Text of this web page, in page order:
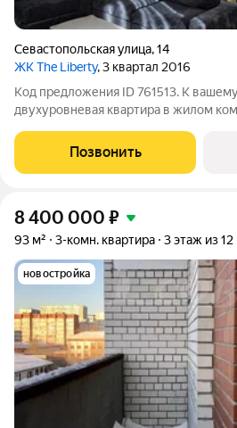
Севастопольская улица,14
ЖК The Liberty, 3 квартал 2016
Код предложения ID 761513. К
двухуровневая квартира в жилом
Собственный хамам и многое другое.
Кладовка на этаже и
Позвонить
8 400 000 ₽
93 м² 3-комн. квартира 3 этаж из 12
новостройка